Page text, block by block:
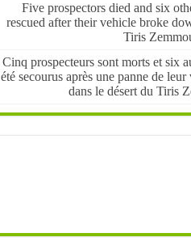
Five prospectors died and six
rescued after their vehicle broke
Tiris
Cinq prospecteurs sont morts et six
été secourus après une panne de leur
dans le désert du Tiris